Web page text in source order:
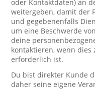
oder Kontaktdaten) an
weitergeben, damit der
und gegebenenfalls
um eine Beschwerde
deine
kontaktieren, wenn
erforderlich ist.
Du bist direkter Kunde
daher seine eigene